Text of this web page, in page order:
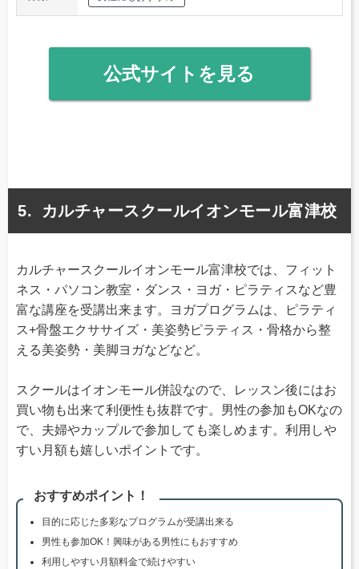
公式サイトを見る
カルチャースクールイオンモール富津校
カルチャースクールイオンモール富津校では、フィット
ネス・パソコン教室・ダンス・ヨガ・ピラティスなど豊
富な講座を受講出来ます。ヨガプログラムは、ピラティ
ス+骨盤エクササイズ・美姿勢ピラティス・骨格から整
える美姿勢・美脚ヨガなどなど。
スクールはイオンモール併設なので、レッスン後にはお
買い物も出来て利便性も抜群です。男性の参加もOKなの
で、夫婦やカップルで参加しても楽しめます。利用しや
すい月額も嬉しいポイントです。
おすすめポイント！
目的に応じた多彩なプログラムが受講出来る
男性も参加OK！興味がある男性にもおすすめ
利用しやすい月額料金で続けやすい